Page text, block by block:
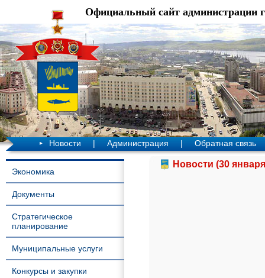
Официальный сайт администрации
Новости | Администрация | Обратная связь
Экономика
Документы
Стратегическое
планирование
Муниципальные услуги
Конкурсы и закупки
Новости (30